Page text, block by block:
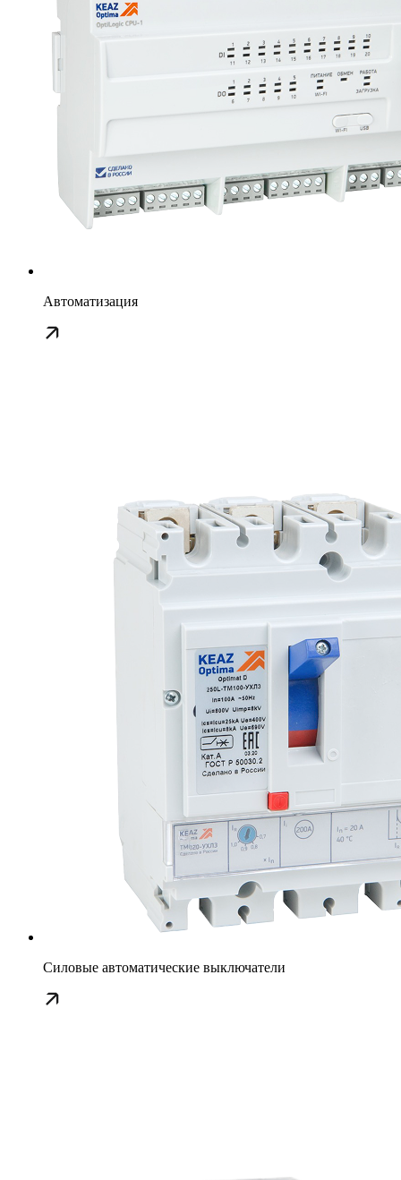
Автоматизация
Силовые автоматические выключатели